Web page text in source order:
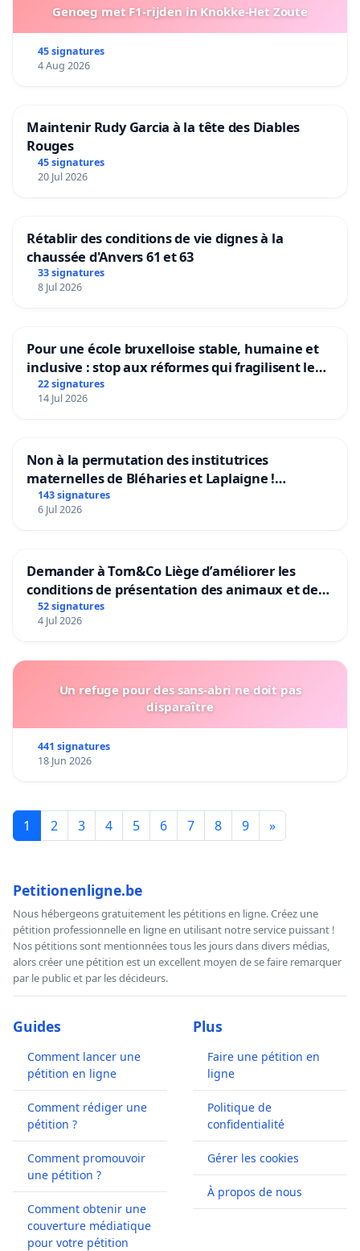
Genoeg met F1-rijden in Knokke-Het Zoute
45 signatures
4 Aug 2026
Maintenir Rudy Garcia à la tête des Diables
Rouges
45 signatures
20 Jul 2026
Rétablir des conditions de vie dignes à la
chaussée d'Anvers 61 et 63
33 signatures
8 Jul 2026
Pour une école bruxelloise stable, humaine et
inclusive : stop aux réformes qui fragilisent le
primaire
22 signatures
14 Jul 2026
Non à la permutation des institutrices
maternelles de Bléharies et Laplaigne !
Préservons la stabilité de nos enfants.
143 signatures
6 Jul 2026
Demander à Tom&Co Liège d’améliorer les
conditions de présentation des animaux et de
mettre fin à la vente d’animaux en magasin
52 signatures
4 Jul 2026
Un refuge pour des sans-abri ne doit pas
disparaître
441 signatures
18 Jun 2026
1 2 3 4 5 6 7 8 9 »
Petitionenligne.be
Nous hébergeons gratuitement les pétitions en ligne. Créez une
pétition professionnelle en ligne en utilisant notre service puissant !
Nos pétitions sont mentionnées tous les jours dans divers médias,
alors créer une pétition est un excellent moyen de se faire remarquer
par le public et par les décideurs.
Guides
Comment lancer une
pétition en ligne
Comment rédiger une
pétition ?
Comment promouvoir
une pétition ?
Comment obtenir une
couverture médiatique
pour votre pétition
Plus
Faire une pétition en
ligne
Politique de
confidentialité
Gérer les cookies
À propos de nous